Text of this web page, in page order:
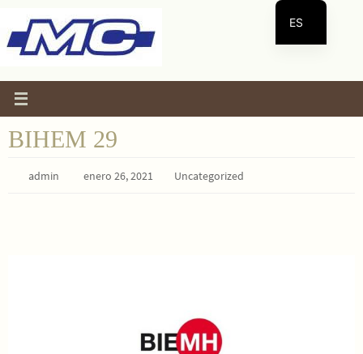
contenido
BIHEM 29
admin enero 26, 2021 Uncategorized
ES
EN